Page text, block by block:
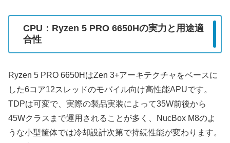
CPU：Ryzen 5 PRO 6650Hの実力と用途適
合性
Ryzen 5 PRO 6650HはZen 3+アーキテクチャをベースに
した6コア12スレッドのモバイル向け高性能APUです。
TDPは可変で、実際の製品実装によって35W前後から
45Wクラスまで運用されることが多く、NucBox M8のよ
うな小型筐体では冷却設計次第で持続性能が変わります。